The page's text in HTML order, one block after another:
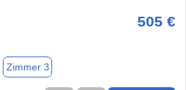
505 €
Zimmer 3